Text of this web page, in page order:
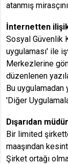
atanmış
İnternetten
Sosyal Güvenlik
uygulaması' ile
Merkezlerine
düzenlenen
Bu
'Diğer
Dışarıdan
Bir limited
maaşından
Şirket ortağı